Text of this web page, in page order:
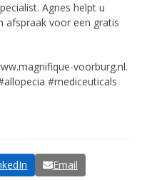
Agnes helpt u
afspraak voor een gratis
voorburg.nl.
#mediceuticals
Email